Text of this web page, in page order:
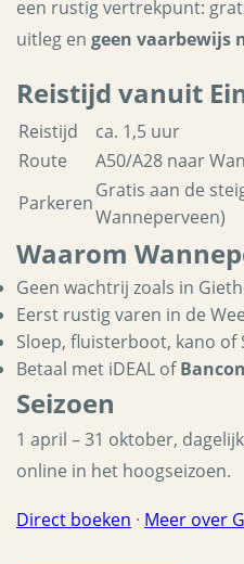
een rustig vertrekpunt:
uitleg en geen vaarbewijs
Reistijd vanuit
Reistijd
ca. 1,5 uur
Route
A50/A28 naar
Parkeren
Gratis aan de
Wanneperveen)
Waarom
Geen wachtrij zoals in
Eerst rustig varen in de
Sloep, fluisterboot, kano of
Betaal met iDEAL of
Seizoen
1 april – 31 oktober,
online in het hoogseizoen.
Direct boeken · Meer over